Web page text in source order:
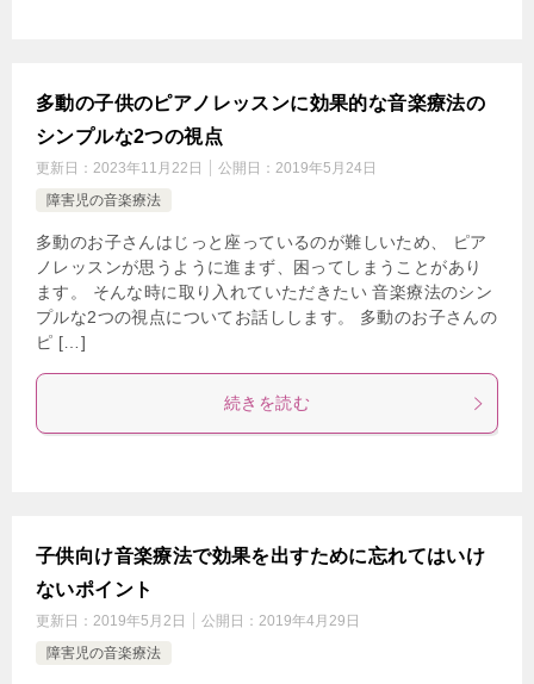
多動の子供のピアノレッスンに効果的な音楽療法の
シンプルな2つの視点
更新日： 2023年11月22日 公開日： 2019年5月24日
障害児の音楽療法
多動のお子さんはじっと座っているのが難しいため、 ピア
ノレッスンが思うように進まず、困ってしまうことがあり
ます。 そんな時に取り入れていただきたい 音楽療法のシン
プルな2つの視点についてお話しします。 多動のお子さんの
ピ […]
続きを読む
子供向け音楽療法で効果を出すために忘れてはいけ
ないポイント
更新日： 2019年5月2日 公開日： 2019年4月29日
障害児の音楽療法